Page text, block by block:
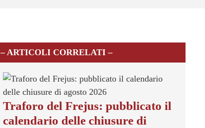
– ARTICOLI CORRELATI –
Traforo del Frejus: pubblicato il
calendario delle chiusure di